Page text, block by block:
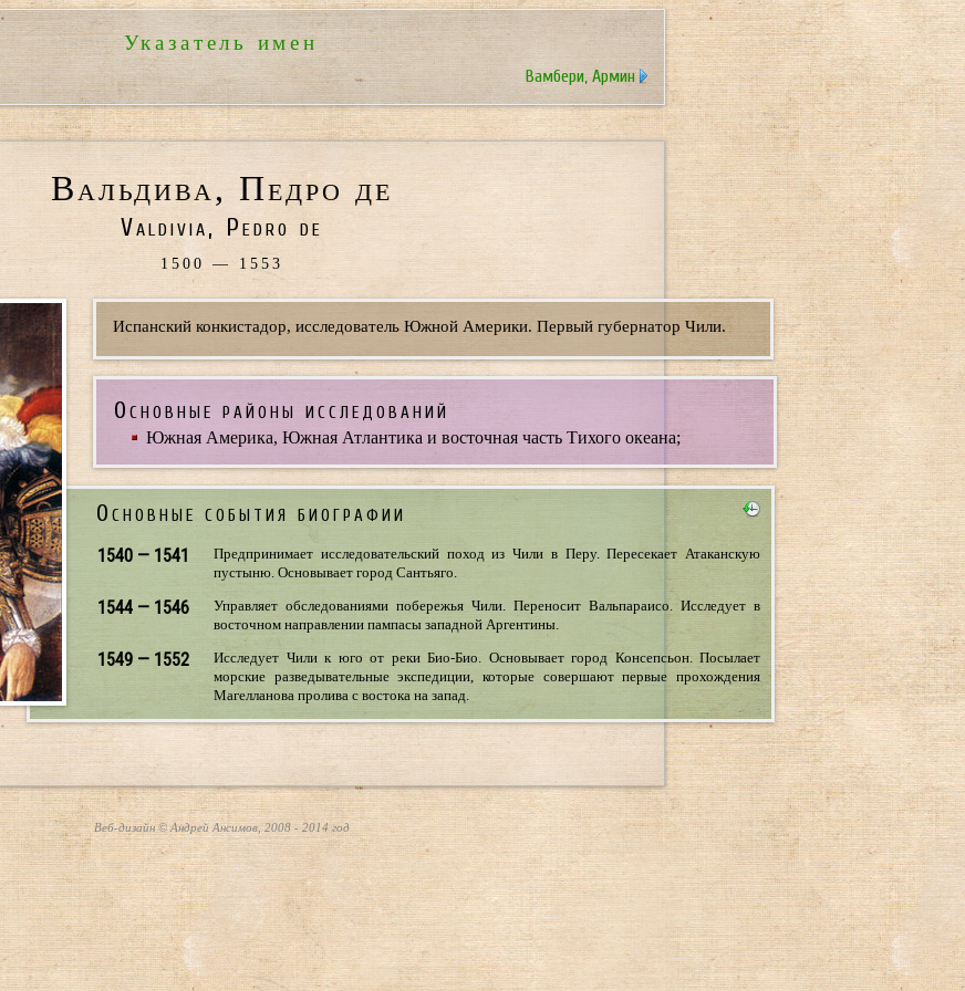
Указатель имен
Вамбери, Армин
Вальдива, Педро де
Valdivia, Pedro de
1500 — 1553
Испанский конкистадор, исследователь Южной Америки. Первый губернатор Чили.
Основные районы исследований
Южная Америка, Южная Атлантика и восточная часть Тихого океана;
Основные события биографии
1540 — 1541
Предпринимает исследовательский поход из Чили в Перу. Пересекает Атаканскую
пустыню. Основывает город Сантьяго.
1544 — 1546
Управляет обследованиями побережья Чили. Переносит Вальпараисо. Исследует в
восточном направлении пампасы западной Аргентины.
1549 — 1552
Исследует Чили к юго от реки Био-Био. Основывает город Консепсьон. Посылает
морские разведывательные экспедиции, которые совершают первые прохождения
Магелланова пролива с востока на запад.
Веб-дизайн © Андрей Ансимов, 2008 - 2014 год